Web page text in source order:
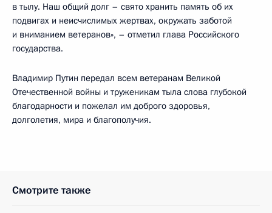
в тылу. Наш общий долг – свято хранить память об их
подвигах и неисчислимых жертвах, окружать заботой
и вниманием ветеранов», – отметил глава Российского
государства.
Владимир Путин передал всем ветеранам Великой
Отечественной войны и труженикам тыла слова глубокой
благодарности и пожелал им доброго здоровья,
долголетия, мира и благополучия.
Смотрите также